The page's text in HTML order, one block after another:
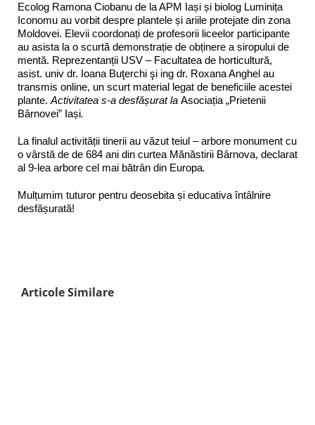
Ecolog Ramona Ciobanu de la APM Iași și biolog Luminița
Iconomu au vorbit despre plantele și ariile protejate din zona
Moldovei. Elevii coordonați de profesorii liceelor participante
au asista la o scurtă demonstrație de obținere a siropului de
mentă. Reprezentanții USV – Facultatea de horticultură,
asist. univ dr. Ioana Buţerchi şi ing dr. Roxana Anghel au
transmis online, un scurt material legat de beneficiile acestei
plante. Activitatea s-a desfășurat la Asociația „Prietenii
Bârnovei” Iași.
La finalul activității tinerii au văzut teiul – arbore monument cu
o vârstă de de 684 ani din curtea Mănăstirii Bârnova, declarat
al 9-lea arbore cel mai bătrân din Europa.
Mulțumim tuturor pentru deosebita și educativa întâlnire
desfășurată!
Articole Similare